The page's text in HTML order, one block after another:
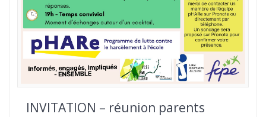
INVITATION – réunion parents